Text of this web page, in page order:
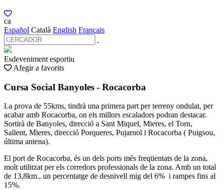
ca
Español Català English Français
Esdeveniment esportiu
Afegir a favorits
Cursa Social Banyoles - Rocacorba
La prova de 55kms, tindrà una primera part per terreny ondulat, per
acabar amb Rocacorba, on els millors escaladors podran destacar.
Sortirà de Banyoles, direcció a Sant Miquel, Mieres, el Torn,
Sallent, Mieres, direcció Porqueres, Pujarnol i Rocacorba ( Puigsou,
última antena).
El port de Rocacorba, és un dels ports més freqüentats de la zona,
molt utilitzat per els corredors professionals de la zona. Amb un total
de 13,8km., un percentatge de desnivell mig del 6% i rampes fins al
15%.